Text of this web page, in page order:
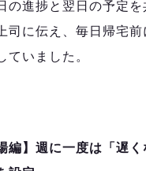
の進捗と翌日の予定
司に伝え、毎日帰宅前
ていました。
編】週に一度は「遅く